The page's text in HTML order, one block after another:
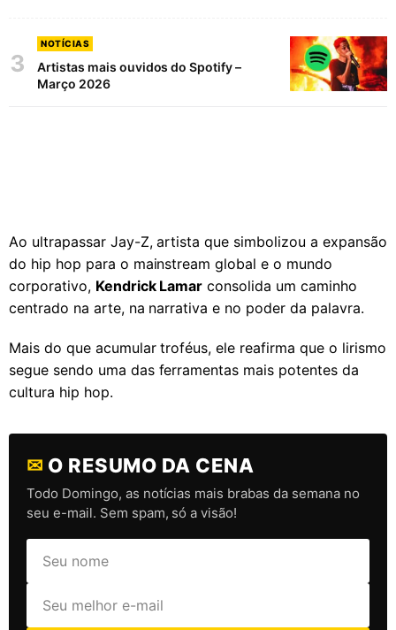
3
NOTÍCIAS
Artistas mais ouvidos do Spotify –
Março 2026
Ao ultrapassar Jay-Z, artista que simbolizou a expansão
do hip hop para o mainstream global e o mundo
corporativo, Kendrick Lamar consolida um caminho
centrado na arte, na narrativa e no poder da palavra.
Mais do que acumular troféus, ele reafirma que o lirismo
segue sendo uma das ferramentas mais potentes da
cultura hip hop.
✉ O RESUMO DA CENA
Todo Domingo, as notícias mais brabas da semana no
seu e-mail. Sem spam, só a visão!